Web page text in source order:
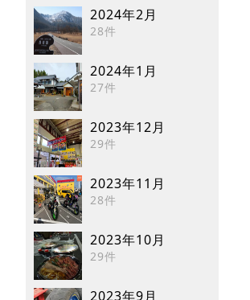
2024年2月
28件
2024年1月
27件
2023年12月
29件
2023年11月
28件
2023年10月
29件
2023年9月